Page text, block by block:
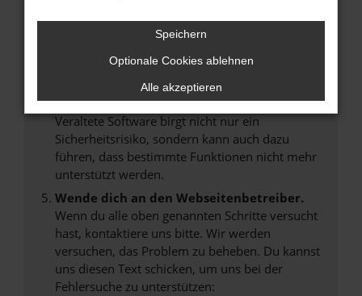
Das kann manchmal helfen, vorübergehende
Probleme zu beheben.
Stelle sicher, dass dein Browser und dein
Betriebssystem auf dem neuesten Stand
sind.
Veraltete Software birgt nicht nur ein
Sicherheitsrisiko, sondern kann auch dazu
führen, dass bestimmte Funktionen nicht mehr
unterstützt werden.
Wende dich an den Webseitenbetreiber.
Wenn du alle oben genannten Schritte versucht
hast, kontaktiere uns bitte. Wir werden
versuchen, das Problem zu beheben. Du kannst
uns diesen Text schicken, um uns bei der
Fehlersuche zu unterstützen:
Speichern
Optionale Cookies ablehnen
Alle akzeptieren